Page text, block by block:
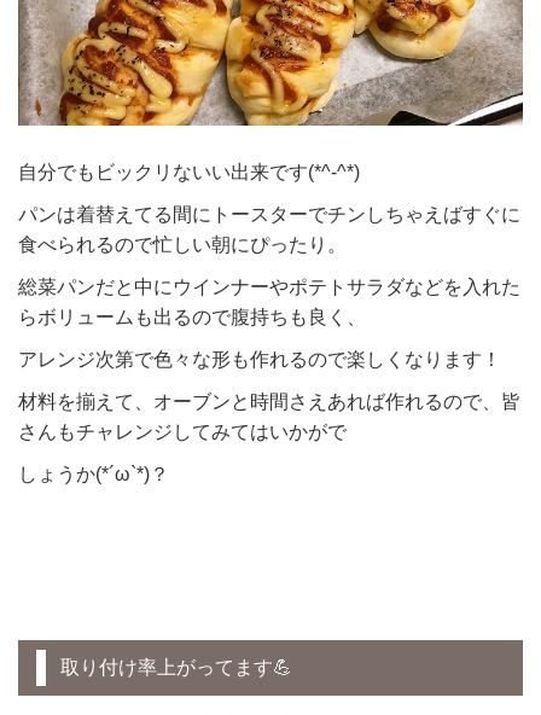
自分でもビックリないい出来です(*^-^*)
パンは着替えてる間にトースターでチンしちゃえばすぐに
食べられるので忙しい朝にぴったり。
総菜パンだと中にウインナーやポテトサラダなどを入れた
らボリュームも出るので腹持ちも良く、
アレンジ次第で色々な形も作れるので楽しくなります！
材料を揃えて、オーブンと時間さえあれば作れるので、皆
さんもチャレンジしてみてはいかがで
しょうか(*´ω`*)？
取り付け率上がってます💪